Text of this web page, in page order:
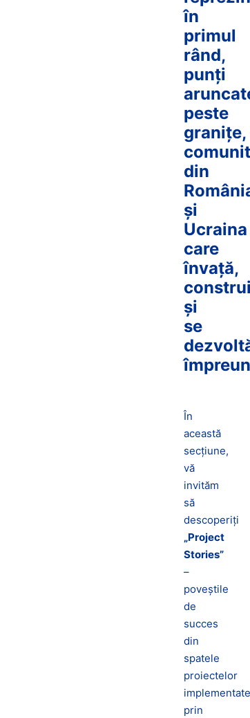
în
primul
rând,
punți
peste
granițe,
din
și
Ucraina
care
învață,
și
se
În
această
secțiune,
vă
invităm
să
descoperiți
„Project
Stories”
–
poveștile
de
succes
din
spatele
proiectelor
implementate
prin